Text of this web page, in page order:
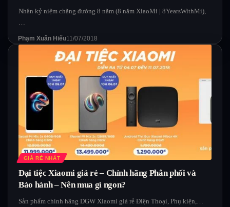
Nhân kỷ niệm chặng đường 8 năm (8 năm XiaoMi | 8YearsWithMi),
Phạm Xuân Hiếu11/07/2018
GIÁ RẺ NHẤT
Đại tiệc Xiaomi giá rẻ – Chính hãng Phân phối và
Bảo hành – Nên mua gì ngon?
Sản phẩm chính hãng DGW Xiaomi giá rẻ Điện Thoại, Phụ kiện,…